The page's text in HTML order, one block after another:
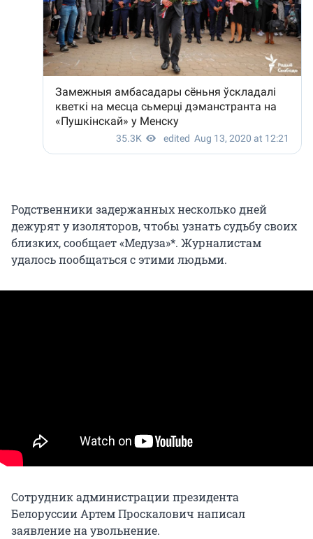
Родственники задержанных несколько дней
дежурят у изоляторов, чтобы узнать судьбу своих
близких, сообщает «Медуза»*. Журналистам
удалось пообщаться с этими людьми.
Сотрудник администрации президента
Белоруссии Артем Проскалович написал
заявление на увольнение.